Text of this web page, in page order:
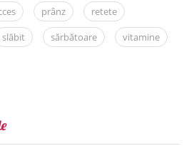
prânz
retete
slăbit sărbătoare
vitamine